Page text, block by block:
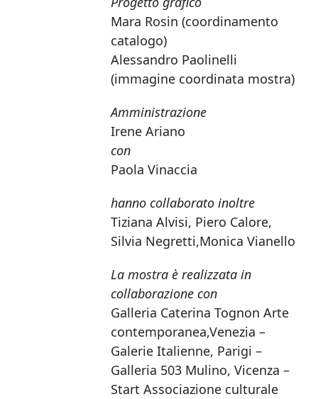
Mara Rosin (coordinamento
catalogo)
Alessandro Paolinelli
(immagine coordinata mostra)
Amministrazione
Irene Ariano
con
Paola Vinaccia
hanno collaborato inoltre
Tiziana Alvisi, Piero Calore,
Silvia Negretti,Monica Vianello
La mostra è realizzata in
collaborazione con
Galleria Caterina Tognon Arte
contemporanea,Venezia –
Galerie Italienne, Parigi –
Galleria 503 Mulino, Vicenza –
Start Associazione culturale